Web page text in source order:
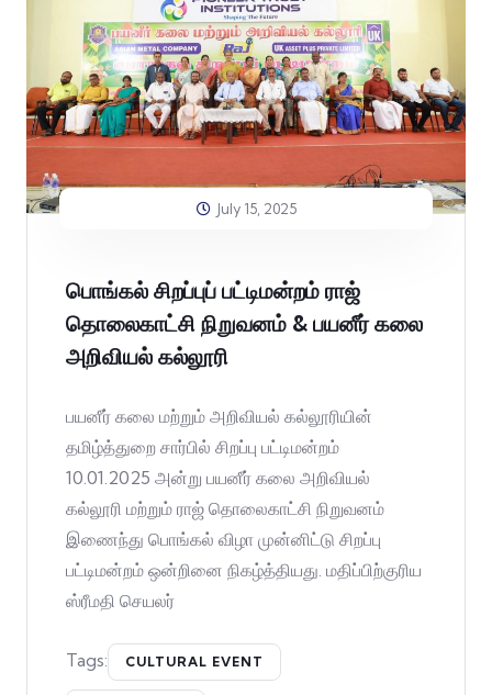
July 15, 2025
பொங்கல் சிறப்புப் பட்டிமன்றம் ராஜ்
தொலைகாட்சி நிறுவனம் & பயனீர் கலை
அறிவியல் கல்லூரி
பயனீர் கலை மற்றும் அறிவியல் கல்லூரியின்
தமிழ்த்துறை சார்பில் சிறப்பு பட்டிமன்றம்
10.01.2025 அன்று பயனீர் கலை அறிவியல்
கல்லூரி மற்றும் ராஜ் தொலைகாட்சி நிறுவனம்
இணைந்து பொங்கல் விழா முன்னிட்டு சிறப்பு
பட்டிமன்றம் ஒன்றினை நிகழ்த்தியது. மதிப்பிற்குரிய
ஸ்ரீமதி செயலர்
Tags: CULTURAL EVENT